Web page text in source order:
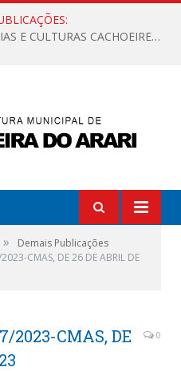
A VALORIZAÇÃO DAS HISTÓRIAS E CULTURAS CACHOEIRENSES
»
Demais Publicações
CMAS, DE 26 DE ABRIL DE
2023-CMAS, DE
0